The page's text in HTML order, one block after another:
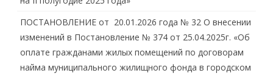
ПОСТАНОВЛЕНИЕ от 20.01.2026 года № 32 О внесении
изменений в Постановление № 374 от 25.04.2025г. «Об
оплате гражданами жилых помещений по договорам
найма муниципального жилищного фонда в городском